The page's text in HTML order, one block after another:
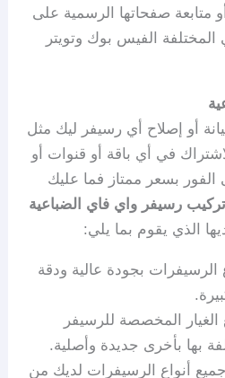
متابعة صفحاتها الرسمية على
المختلفة الفيس بوك وتويتر
أو إصلاح أي رسيفر ليك مثل
في أي باقة أو قنوات أو
الفور بسعر ممتاز فما عليك
تركيب رسيفر واي فاي الضباعية
الذي يقوم بما يلي:
الرسيفرات بجودة عالية ودقة
المخصصة للرسيفر
بها بأخرى جديدة وأصلية.
أنواع الرسيفرات لديك من